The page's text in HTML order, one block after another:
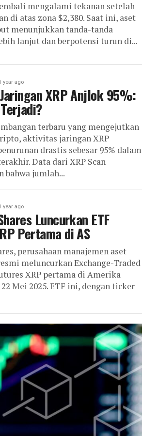
mengalami tekanan setelah
di atas zona $2,380. Saat ini, aset
menunjukkan tanda-tanda
lanjut dan berpotensi turun di...
year ago
XRP Anjlok 95%:
terbaru yang mengejutkan
aktivitas jaringan XRP
drastis sebesar 95% dalam
Data dari XRP Scan
bahwa jumlah...
year ago
Luncurkan ETF
Pertama di AS
perusahaan manajemen aset
meluncurkan Exchange-Traded
XRP pertama di Amerika
Mei 2025. ETF ini, dengan ticker